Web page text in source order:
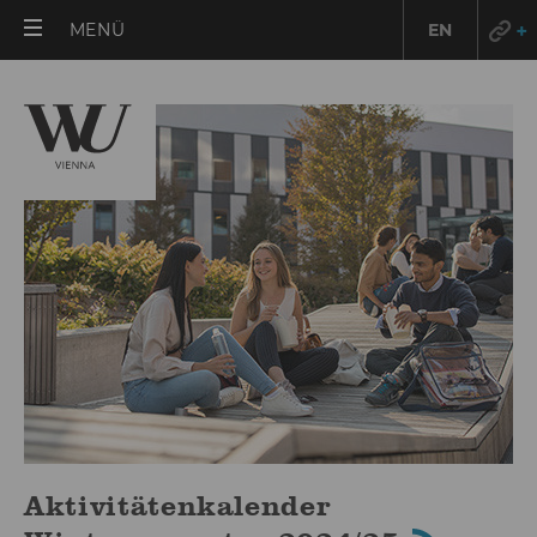
MENÜ EN
Aktivitätenkalender